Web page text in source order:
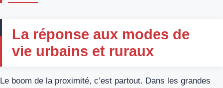
La réponse aux modes de
vie urbains et ruraux
Le boom de la proximité, c’est partout. Dans les grandes